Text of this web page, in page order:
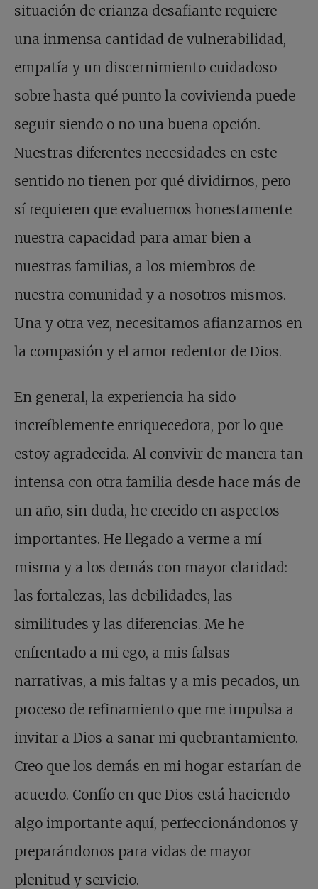
situación de crianza desafiante requiere
una inmensa cantidad de vulnerabilidad,
empatía y un discernimiento cuidadoso
sobre hasta qué punto la covivienda puede
seguir siendo o no una buena opción.
Nuestras diferentes necesidades en este
sentido no tienen por qué dividirnos, pero
sí requieren que evaluemos honestamente
nuestra capacidad para amar bien a
nuestras familias, a los miembros de
nuestra comunidad y a nosotros mismos.
Una y otra vez, necesitamos afianzarnos en
la compasión y el amor redentor de Dios.
En general, la experiencia ha sido
increíblemente enriquecedora, por lo que
estoy agradecida. Al convivir de manera tan
intensa con otra familia desde hace más de
un año, sin duda, he crecido en aspectos
importantes. He llegado a verme a mí
misma y a los demás con mayor claridad:
las fortalezas, las debilidades, las
similitudes y las diferencias. Me he
enfrentado a mi ego, a mis falsas
narrativas, a mis faltas y a mis pecados, un
proceso de refinamiento que me impulsa a
invitar a Dios a sanar mi quebrantamiento.
Creo que los demás en mi hogar estarían de
acuerdo. Confío en que Dios está haciendo
algo importante aquí, perfeccionándonos y
preparándonos para vidas de mayor
plenitud y servicio.